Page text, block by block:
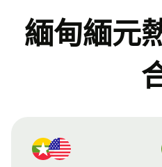
緬甸緬元